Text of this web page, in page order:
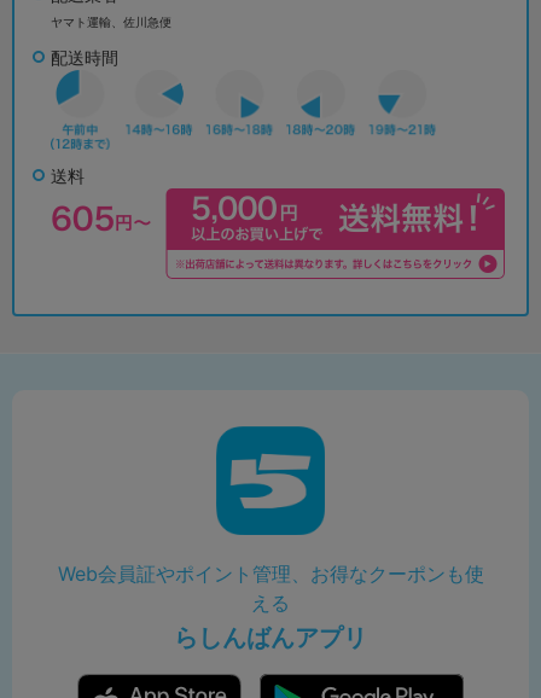
ヤマト運輸、佐川急便
配送時間
送料
Web会員証やポイント管理、お得なクーポンも使
える
らしんばんアプリ